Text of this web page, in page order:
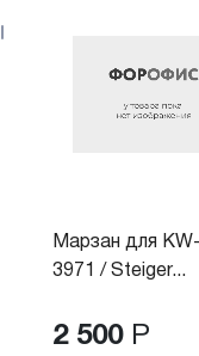
Марзан для
3971 / Steiger...
2 500 Р